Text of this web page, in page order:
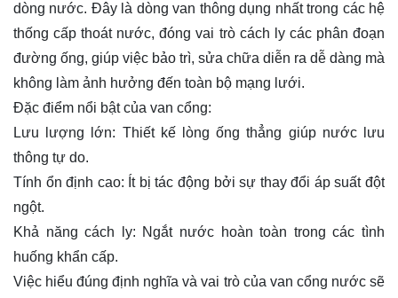
dòng nước. Đây là dòng van thông dụng nhất trong các hệ
thống cấp thoát nước, đóng vai trò cách ly các phân đoạn
đường ống, giúp việc bảo trì, sửa chữa diễn ra dễ dàng mà
không làm ảnh hưởng đến toàn bộ mạng lưới.
Đặc điểm nổi bật của van cổng:
Lưu lượng lớn: Thiết kế lòng ống thẳng giúp nước lưu
thông tự do.
Tính ổn định cao: Ít bị tác động bởi sự thay đổi áp suất đột
ngột.
Khả năng cách ly: Ngắt nước hoàn toàn trong các tình
huống khẩn cấp.
Việc hiểu đúng định nghĩa và vai trò của van cổng nước sẽ